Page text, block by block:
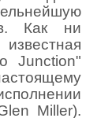
Как ни
Junction"
Miller).